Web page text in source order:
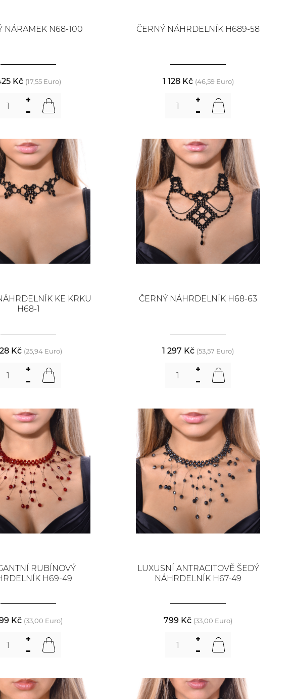
NÁRAMEK N68-100
Kč (17,55 Euro)
ČERNÝ NÁHRDELNÍK H689-58
1 128 Kč (46,59 Euro)
KE KRKU
H68-1
Kč (25,94 Euro)
ČERNÝ NÁHRDELNÍK H68-63
1 297 Kč (53,57 Euro)
RUBÍNOVÝ
H69-49
Kč (33,00 Euro)
LUXUSNÍ ANTRACITOVĚ ŠEDÝ
NÁHRDELNÍK H67-49
799 Kč (33,00 Euro)